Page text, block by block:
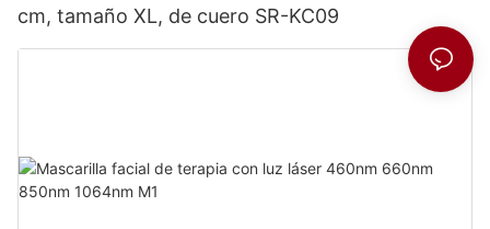
cm, tamaño XL, de cuero SR-KC09